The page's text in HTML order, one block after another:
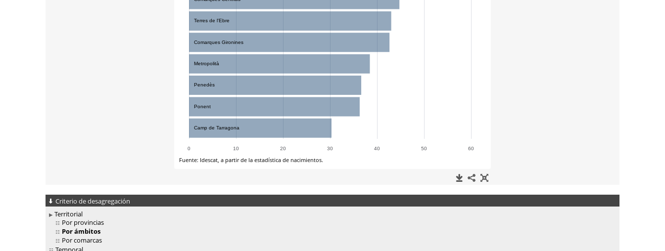
Criterio de desagregación
Territorial
Por provincias
Por ámbitos
Por comarcas